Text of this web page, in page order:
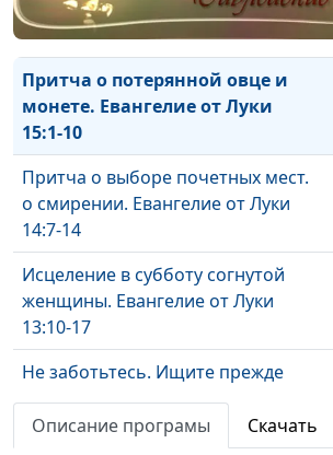
Притча о блудном сыне.
Евангелие от Луки 15:11-32
Притча о потерянной овце и
монете. Евангелие от Луки
15:1-10
Притча о выборе почетных мест.
о смирении. Евангелие от Луки
14:7-14
Исцеление в субботу согнутой
женщины. Евангелие от Луки
13:10-17
Не заботьтесь. Ищите прежде
Царство Небесное. Евангелие от
Луки 12:22-31
Описание програмы Скачать